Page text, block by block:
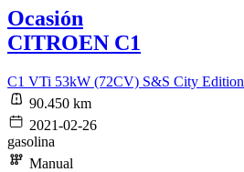
Ocasión
CITROEN C1
C1 VTi 53kW (72CV) S&S City Edition
90.450 km
2021-02-26
gasolina
Manual